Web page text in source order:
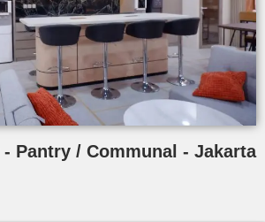
Pantry / Communal - Jakarta